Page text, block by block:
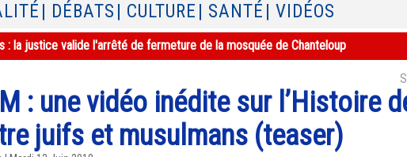
| DÉBATS | CULTURE | SANTÉ | VIDÉOS
: la justice valide l'arrêté de fermeture de la mosquée de Chanteloup
: une vidéo inédite sur l’Histoire
juifs et musulmans (teaser)